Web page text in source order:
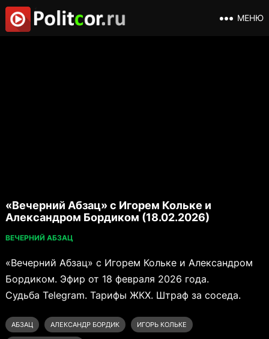
МЕНЮ
«Вечерний Абзац» с Игорем Кольке и
Александром Бордиком (18.02.2026)
ВЕЧЕРНИЙ АБЗАЦ
«Вечерний Абзац» с Игорем Кольке и Александром
Бордиком. Эфир от 18 февраля 2026 года.
Судьба Telegram. Тарифы ЖКХ. Штраф за соседа.
АБЗАЦ АЛЕКСАНДР БОРДИК ИГОРЬ КОЛЬКЕ